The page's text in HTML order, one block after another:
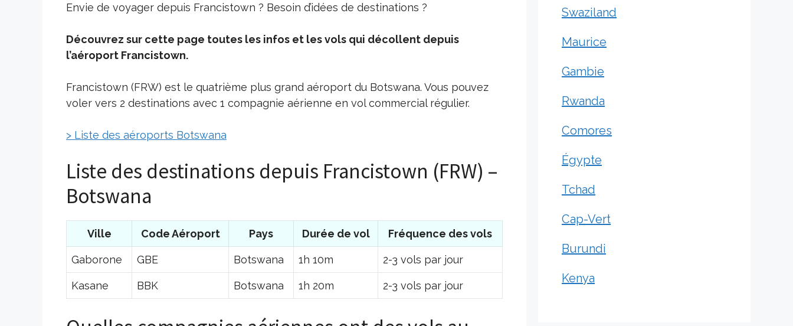
Envie de voyager depuis Francistown ? Besoin d’idées de destinations ?
Découvrez sur cette page toutes les infos et les vols qui décollent depuis
l’aéroport Francistown.
Francistown (FRW) est le quatrième plus grand aéroport du Botswana. Vous pouvez
voler vers 2 destinations avec 1 compagnie aérienne en vol commercial régulier.
> Liste des aéroports Botswana
Liste des destinations depuis Francistown (FRW) –
Botswana
Ville Code Aéroport Pays Durée de vol Fréquence des vols
Gaborone GBE Botswana 1h 10m 2-3 vols par jour
Kasane BBK Botswana 1h 20m 2-3 vols par jour
Swaziland
Maurice
Gambie
Rwanda
Comores
Égypte
Tchad
Cap-Vert
Burundi
Kenya